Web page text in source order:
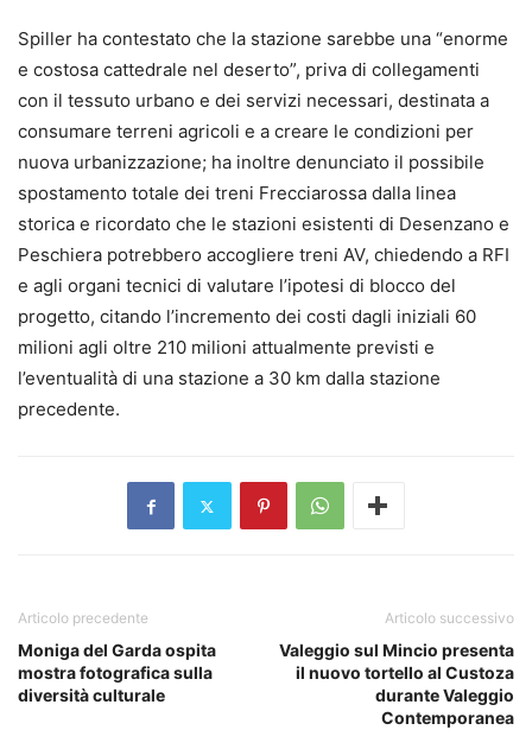
Spiller ha contestato che la stazione sarebbe una “enorme
e costosa cattedrale nel deserto”, priva di collegamenti
con il tessuto urbano e dei servizi necessari, destinata a
consumare terreni agricoli e a creare le condizioni per
nuova urbanizzazione; ha inoltre denunciato il possibile
spostamento totale dei treni Frecciarossa dalla linea
storica e ricordato che le stazioni esistenti di Desenzano e
Peschiera potrebbero accogliere treni AV, chiedendo a RFI
e agli organi tecnici di valutare l’ipotesi di blocco del
progetto, citando l’incremento dei costi dagli iniziali 60
milioni agli oltre 210 milioni attualmente previsti e
l’eventualità di una stazione a 30 km dalla stazione
precedente.
Articolo precedente
Moniga del Garda ospita
mostra fotografica sulla
diversità culturale
Articolo successivo
Valeggio sul Mincio presenta
il nuovo tortello al Custoza
durante Valeggio
Contemporanea